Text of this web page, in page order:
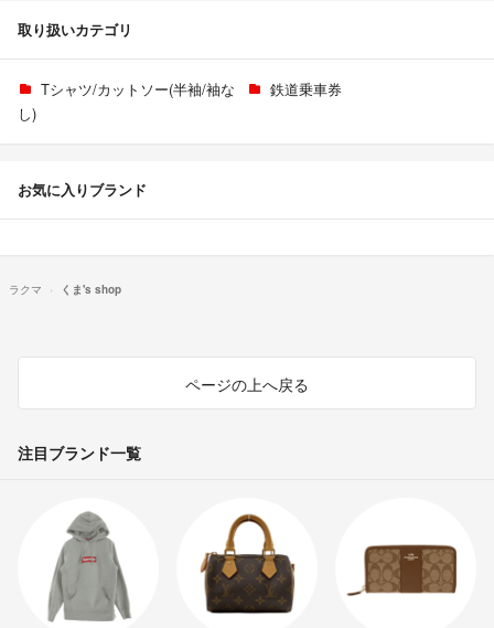
取り扱いカテゴリ
Tシャツ/カットソー(半袖/袖な
し)
鉄道乗車券
お気に入りブランド
ラクマ くま's shop
ページの上へ戻る
注目ブランド一覧